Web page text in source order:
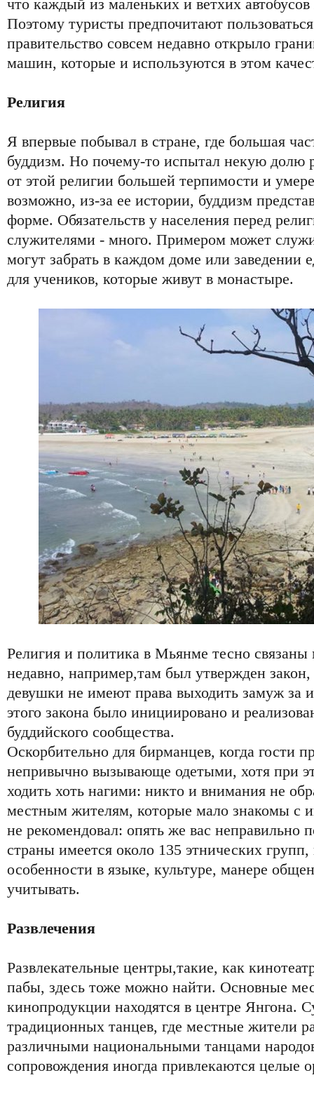
что каждый из маленьких и ветхих
Поэтому туристы предпочитают
правительство совсем недавно открыло
машин, которые и используются в этом
Религия
Я впервые побывал в стране, где большая
буддизм. Но почему-то испытал некую долю
от этой религии большей терпимости и
возможно, из-за ее истории, буддизм
форме. Обязательств у населения перед
служителями - много. Примером может
могут забрать в каждом доме или заведении
для учеников, которые живут в монастыре.
Религия и политика в Мьянме тесно
недавно, например,там был утвержден
девушки не имеют права выходить замуж за
этого закона было инициировано и
буддийского сообщества.
Оскорбительно для бирманцев, когда гости
непривычно вызывающе одетыми, хотя при
ходить хоть нагими: никто и внимания не
местным жителям, которые мало знакомы с
не рекомендовал: опять же вас неправильно
страны имеется около 135 этнических
особенности в языке, культуре, манере
учитывать.
Развлечения
Развлекательные центры,такие, как
пабы, здесь тоже можно найти. Основные
кинопродукции находятся в центре Янгона.
традиционных танцев, где местные жители
различными национальными танцами
сопровождения иногда привлекаются целые